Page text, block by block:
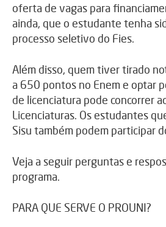
oferta de vagas para
ainda, que o estudante tenha
processo seletivo do Fies.
Além disso, quem tiver tirado
a 650 pontos no Enem e optar
de licenciatura pode concorrer
Licenciaturas. Os estudantes
Sisu também podem participar
Veja a seguir perguntas e
programa.
PARA QUE SERVE O PROUNI?